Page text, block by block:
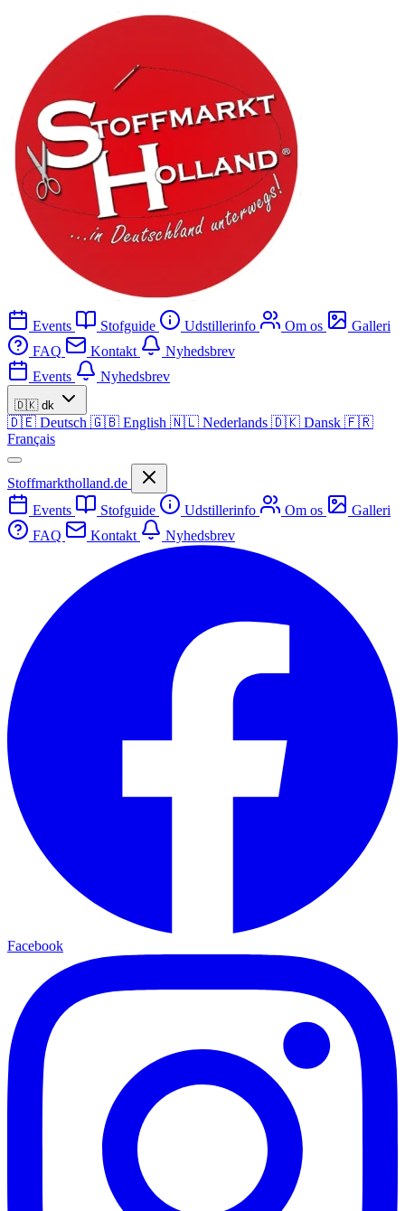
Events Stofguide Udstillerinfo Om os
Galleri
FAQ
Kontakt
Nyhedsbrev
Events
Nyhedsbrev
🇩🇰 dk
🇩🇪 Deutsch 🇬🇧 English 🇳🇱 Nederlands 🇩🇰 Dansk 🇫🇷
Français
Stoffmarktholland.de
Events
Stofguide Udstillerinfo Om os
Galleri
FAQ
Kontakt Nyhedsbrev
Facebook